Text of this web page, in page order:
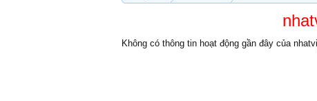
Không có thông tin hoạt động gần đây của